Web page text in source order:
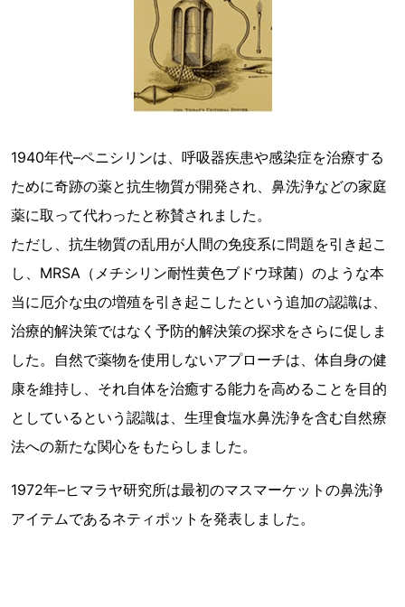
1940年代–ペニシリンは、呼吸器疾患や感染症を治療する
ために奇跡の薬と抗生物質が開発され、鼻洗浄などの家庭
薬に取って代わったと称賛されました。
ただし、抗生物質の乱用が人間の免疫系に問題を引き起こ
し、MRSA（メチシリン耐性黄色ブドウ球菌）のような本
当に厄介な虫の増殖を引き起こしたという追加の認識は、
治療的解決策ではなく予防的解決策の探求をさらに促しま
した。自然で薬物を使用しないアプローチは、体自身の健
康を維持し、それ自体を治癒する能力を高めることを目的
としているという認識は、生理食塩水鼻洗浄を含む自然療
法への新たな関心をもたらしました。
1972年–ヒマラヤ研究所は最初のマスマーケットの鼻洗浄
アイテムであるネティポットを発表しました。